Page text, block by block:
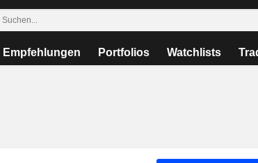
Empfehlungen Portfolios Watchlists